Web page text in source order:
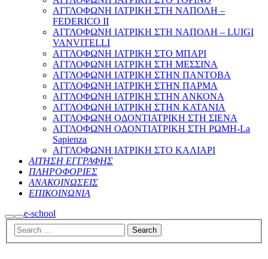
ΑΓΓΛΟΦΩΝΗ ΙΑΤΡΙΚΗ ΣΤΗ ΝΑΠΟΛΗ –
FEDERICO II
ΑΓΓΛΟΦΩΝΗ ΙΑΤΡΙΚΗ ΣΤΗ ΝΑΠΟΛΗ – LUIGI
VANVITELLI
ΑΓΓΛΟΦΩΝΗ ΙΑΤΡΙΚΗ ΣΤΟ ΜΠΑΡΙ
ΑΓΓΛΟΦΩΝΗ ΙΑΤΡΙΚΗ ΣΤΗ ΜΕΣΣΙΝΑ
ΑΓΓΛΟΦΩΝΗ ΙΑΤΡΙΚΗ ΣΤΗΝ ΠΑΝΤΟΒΑ
ΑΓΓΛΟΦΩΝΗ ΙΑΤΡΙΚΗ ΣΤΗΝ ΠΑΡΜΑ
ΑΓΓΛΟΦΩΝΗ ΙΑΤΡΙΚΗ ΣΤΗΝ ΑΝΚΟΝΑ
ΑΓΓΛΟΦΩΝΗ ΙΑΤΡΙΚΗ ΣΤΗΝ ΚΑΤΑΝΙΑ
ΑΓΓΛΟΦΩΝΗ ΟΔΟΝΤΙΑΤΡΙΚΗ ΣΤΗ ΣΙΕΝΑ
ΑΓΓΛΟΦΩΝΗ ΟΔΟΝΤΙΑΤΡΙΚΗ ΣΤΗ ΡΩΜΗ-La
Sapienza
ΑΓΓΛΟΦΩΝΗ ΙΑΤΡΙΚΗ ΣΤΟ ΚΑΛΙΑΡΙ
ΑΙΤΗΣΗ ΕΓΓΡΑΦΗΣ
ΠΛΗΡΟΦΟΡΙΕΣ
ΑΝΑΚΟΙΝΩΣΕΙΣ
ΕΠΙΚΟΙΝΩΝΙΑ
Search
Main
menu
e-school